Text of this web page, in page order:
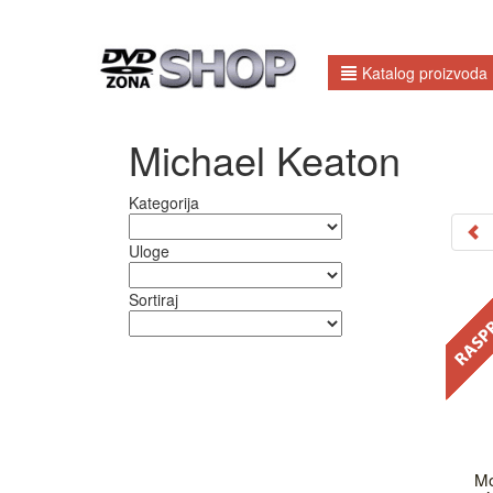
Katalog proizvoda
Michael Keaton
Kategorija
Uloge
Sortiraj